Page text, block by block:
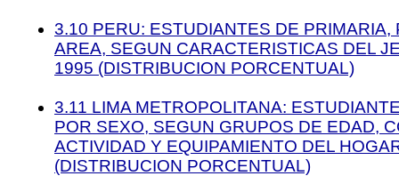
3.10 PERU: ESTUDIANTES DE PRIMARIA,
AREA, SEGUN CARACTERISTICAS DEL
1995 (DISTRIBUCION PORCENTUAL)
3.11 LIMA METROPOLITANA:
POR SEXO, SEGUN GRUPOS DE EDAD,
ACTIVIDAD Y EQUIPAMIENTO DEL
(DISTRIBUCION PORCENTUAL)